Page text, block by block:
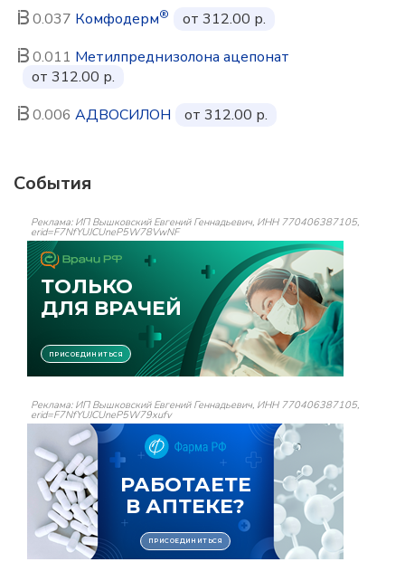
0.037 Комфодерм®
от 312.00 р.
0.011 Метилпреднизолона ацепонат
от 312.00 р.
0.006 АДВОСИЛОН от 312.00 р.
События
Реклама: ИП Вышковский Евгений Геннадьевич, ИНН 770406387105,
erid=F7NfYUJCUneP5W78VwNF
Реклама: ИП Вышковский Евгений Геннадьевич, ИНН 770406387105,
erid=F7NfYUJCUneP5W79xufv